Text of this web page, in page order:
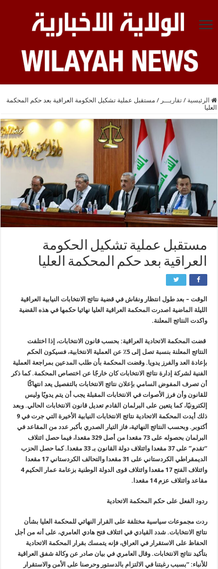
الرئيسية / تقاريـــر / مستقبل عملية تشكيل الحكومة العراقية بعد حكم المحكمة
العليا
مستقبل عملية تشكيل الحكومة
العراقية بعد حكم المحكمة العليا
الوقت – بعد طول انتظار ونقاش في قضية نتائج الانتخابات النيابية العراقية
الليلة الماضية اصدرت المحكمة العراقية العليا نهائيا حكمها في هذه القضية
واكدت النتائج المعلنة.
قضت المحكمة الاتحادية العراقية: بحسب قانون الانتخابات، إذا اختلفت
النتائج المعلنة بنسبة تصل إلى 5٪ عن العملية الانتخابية، فسيكون الحكم
بإعادة العد والفرز يدويا. وقضت المحكمة بأن طلب المدعين بمراجعة العملية
الفنية لشركة إدارة نتائج الانتخابات كان خارجًا عن اختصاص المحكمة. كما ذكر
أن تصرف المفوض السامي بإعلان نتائج الانتخابات بالتفصيل يعد انتهاكًا
للقانون وأن فرز الأصوات في الانتخابات المقبلة يجب أن يتم يدويًا وليس
إلكترونيًا، كما يتعين على البرلمان القادم تعديل قانون الانتخابات الحالي. وبعد
ذلك أيدت المحكمة الاتحادية نتائج الانتخابات النيابية الأخيرة التي جرت في 9
أكتوبر. وبحسب النتائج النهائية، فاز التيار الصدري بأكبر عدد من المقاعد في
البرلمان بحصوله على 73 مقعدا من أصل 329 مقعدا، فيما حصل ائتلاف
“تقدم” على 37 مقعدا وائتلاف دولة القانون بـ 33 مقعدا. كما حصل الحزب
الديمقراطي الكردستاني على 31 مقعدا والتحالف الكردستاني 17 مقعدا
وائتلاف الفتح 17 مقعدا وائتلاف قوى الدولة الوطنية بزعامة عمار الحكيم 4
مقاعد وائتلاف عزم 14 مقعدا.
ردود الفعل على حكم المحكمة الاتحادية
ردت مجموعات سياسية مختلفة على القرار النهائي للمحكمة العليا بشأن
نتائج الانتخابات. شدد القيادي في ائتلاف فتح هادي العامري، على أنه من أجل
الحفاظ على الاستقرار في العراق، فإنه يتمسك بقرار المحكمة الاتحادية
بتأكيد نتائج الانتخابات. وقال العامري في بيان صادر عن وكالة شفق العراقية
للأنباء: “بسبب رغبتنا في الالتزام بالدستور وحرصنا على الأمن والاستقرار